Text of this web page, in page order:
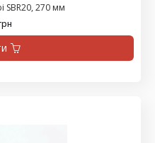
SBR20, 270 мм